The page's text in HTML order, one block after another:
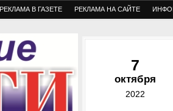
РЕКЛАМА В ГАЗЕТЕ РЕКЛАМА НА САЙТЕ
7
октября
2022